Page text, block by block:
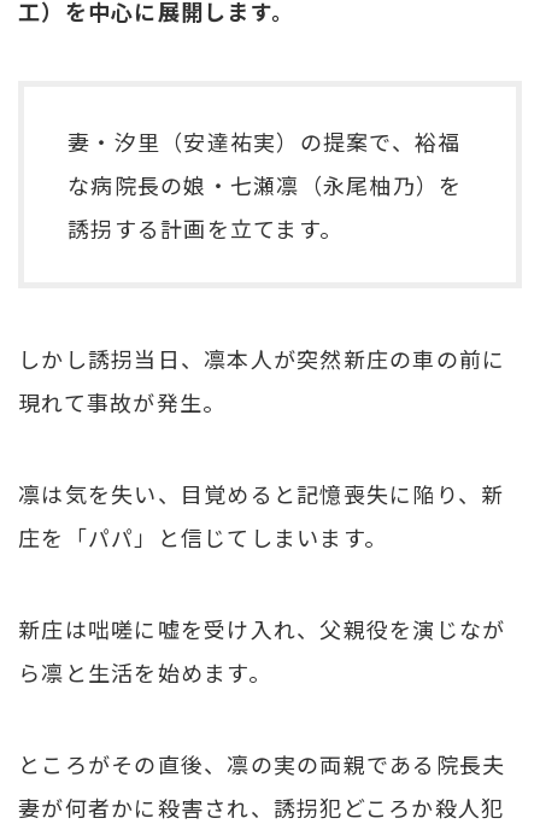
工）を中心に展開します。
妻・汐里（安達祐実）の提案で、裕福
な病院長の娘・七瀬凛（永尾柚乃）を
誘拐する計画を立てます。
しかし誘拐当日、凛本人が突然新庄の車の前に
現れて事故が発生。
凛は気を失い、目覚めると記憶喪失に陥り、新
庄を「パパ」と信じてしまいます。
新庄は咄嗟に嘘を受け入れ、父親役を演じなが
ら凛と生活を始めます。
ところがその直後、凛の実の両親である院長夫
妻が何者かに殺害され、誘拐犯どころか殺人犯